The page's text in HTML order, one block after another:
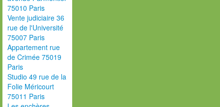
75010 Paris
Vente judiciaire 36
rue de l'Université
75007 Paris
Appartement rue
de Crimée 75019
Paris
Studio 49 rue de la
Folie Méricourt
75011 Paris